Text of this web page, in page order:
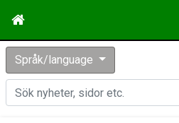
Språk/language